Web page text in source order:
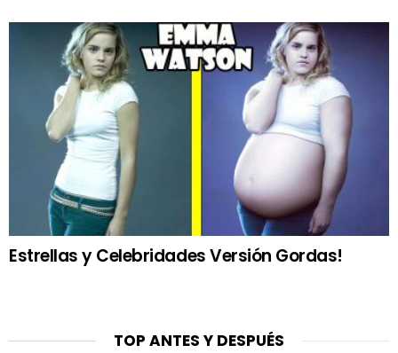
Estrellas y Celebridades Versión Gordas!
TOP ANTES Y DESPUÉS